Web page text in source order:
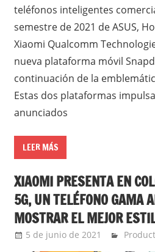
teléfonos inteligentes
semestre de 2021 de ASUS,
Xiaomi Qualcomm
nueva plataforma móvil
continuación de la
Estas dos plataformas
anunciados
LEER MÁS
XIAOMI PRESENTA EN
5G, UN TELÉFONO GAMA
MOSTRAR EL MEJOR
5 de junio de 2021